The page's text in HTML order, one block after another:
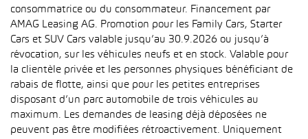
consommatrice ou du consommateur. Financement par
AMAG Leasing AG. Promotion pour les Family Cars, Starter
Cars et SUV Cars valable jusqu’au 30.9.2026 ou jusqu’à
révocation, sur les véhicules neufs et en stock. Valable pour
la clientèle privée et les personnes physiques bénéficiant de
rabais de flotte, ainsi que pour les petites entreprises
disposant d’un parc automobile de trois véhicules au
maximum. Les demandes de leasing déjà déposées ne
peuvent pas être modifiées rétroactivement. Uniquement